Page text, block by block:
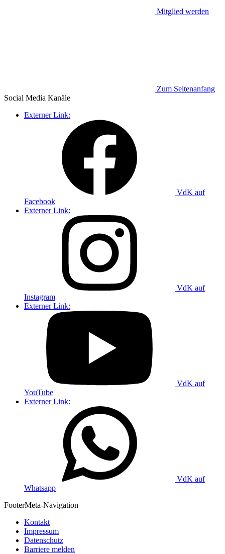
Mitglied werden
Zum Seitenanfang
Social Media Kanäle
Externer Link:
VdK auf
Facebook
Externer Link:
VdK auf
Instagram
Externer Link:
VdK auf
YouTube
Externer Link:
VdK auf
Whatsapp
FooterMeta-Navigation
Kontakt
Impressum
Datenschutz
Barriere melden